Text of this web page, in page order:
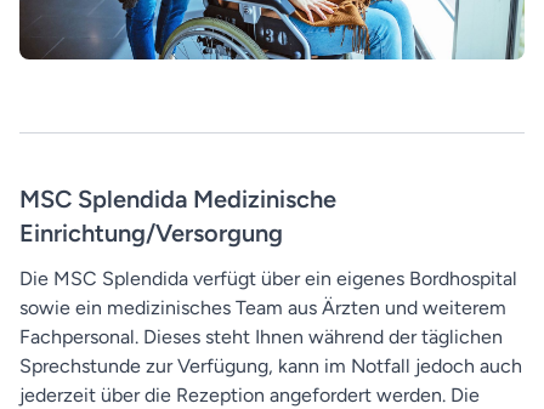
MSC Splendida Medizinische
Einrichtung/Versorgung
Die MSC Splendida verfügt über ein eigenes Bordhospital
sowie ein medizinisches Team aus Ärzten und weiterem
Fachpersonal. Dieses steht Ihnen während der täglichen
Sprechstunde zur Verfügung, kann im Notfall jedoch auch
jederzeit über die Rezeption angefordert werden. Die